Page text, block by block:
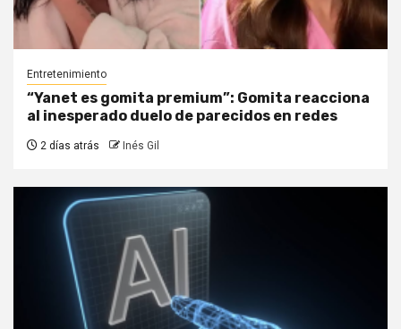
Entretenimiento
“Yanet es gomita premium”: Gomita reacciona
al inesperado duelo de parecidos en redes
2 días atrás Inés Gil